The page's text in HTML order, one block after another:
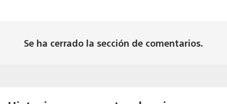
Se ha cerrado la sección de comentarios.